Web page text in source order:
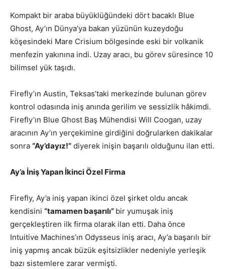
Kompakt bir araba büyüklüğündeki dört bacaklı Blue
Ghost, Ay’ın Dünya’ya bakan yüzünün kuzeydoğu
köşesindeki Mare Crisium bölgesinde eski bir volkanik
menfezin yakınına indi. Uzay aracı, bu görev süresince 10
bilimsel yük taşıdı.
Firefly’ın Austin, Teksas’taki merkezinde bulunan görev
kontrol odasında iniş anında gerilim ve sessizlik hâkimdi.
Firefly’ın Blue Ghost Baş Mühendisi Will Coogan, uzay
aracının Ay’ın yerçekimine girdiğini doğrularken dakikalar
sonra “Ay’dayız!” diyerek inişin başarılı olduğunu ilan etti.
Ay’a İniş Yapan İkinci Özel Firma
Firefly, Ay’a iniş yapan ikinci özel şirket oldu ancak
kendisini “tamamen başarılı” bir yumuşak iniş
gerçekleştiren ilk firma olarak ilan etti. Daha önce
Intuitive Machines’ın Odysseus iniş aracı, Ay’a başarılı bir
iniş yapmış ancak büzük eşitsizlikler nedeniyle yerleşik
bazı sistemlere zarar vermişti.